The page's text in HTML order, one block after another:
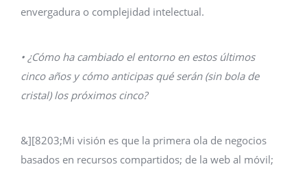
envergadura o complejidad intelectual.
• ¿Cómo ha cambiado el entorno en estos últimos
cinco años y cómo anticipas qué serán (sin bola de
cristal) los próximos cinco?
&][8203;Mi visión es que la primera ola de negocios
basados en recursos compartidos; de la web al móvil;